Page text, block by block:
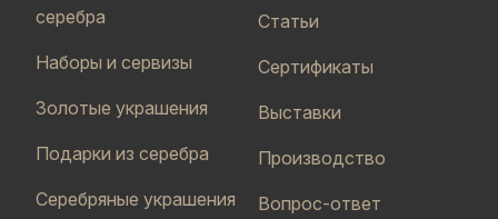
серебра
Наборы и сервизы
Золотые украшения
Подарки из серебра
Серебряные украшения
Статьи
Сертификаты
Выставки
Производство
Вопрос-ответ